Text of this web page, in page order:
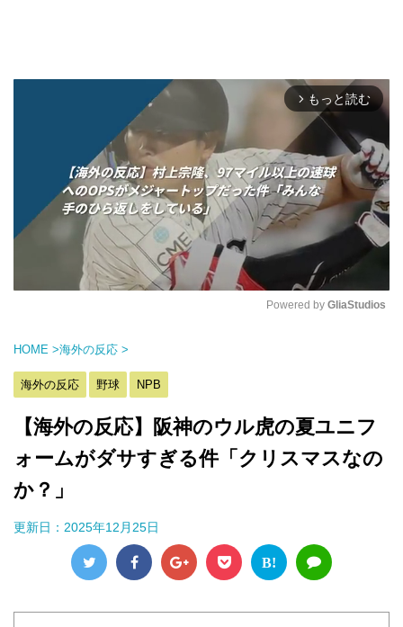
arrow_forward_ios もっと読む
Powered by GliaStudios
HOME >海外の反応 >
海外の反応 野球 NPB
【海外の反応】阪神のウル虎の夏ユニフ
ォームがダサすぎる件「クリスマスなの
か？」
更新日： 2025年12月25日
B!